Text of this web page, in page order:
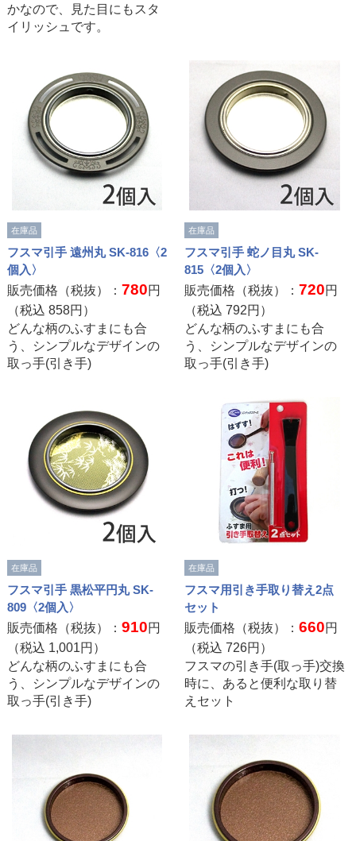
かなので、見た目にもスタ
イリッシュです。
在庫品
フスマ引手 遠州丸 SK-816〈2
個入〉
販売価格（税抜）： 780円
（税込 858円）
どんな柄のふすまにも合
う、シンプルなデザインの
取っ手(引き手)
在庫品
フスマ引手 蛇ノ目丸 SK-
815〈2個入〉
販売価格（税抜）：720円
（税込792円）
どんな柄のふすまにも合
う、シンプルなデザインの
取っ手(引き手)
在庫品
フスマ引手 黒松平円丸 SK-
809〈2個入〉
販売価格（税抜）： 910円
（税込 1,001円）
どんな柄のふすまにも合
う、シンプルなデザインの
取っ手(引き手)
在庫品
フスマ用引き手取り替え2点
セット
販売価格（税抜）：660円
（税込726円）
フスマの引き手(取っ手)交換
時に、あると便利な取り替
えセット